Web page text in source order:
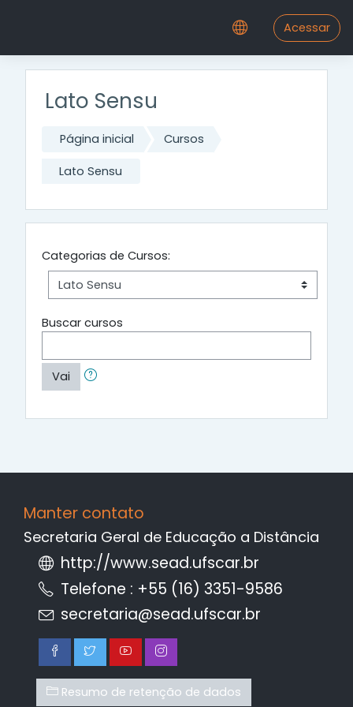
Acessar
Lato Sensu
Página inicial Cursos
Lato Sensu
Categorias de Cursos:
Buscar cursos
Vai
Manter contato
Secretaria Geral de Educação a Distância
http://www.sead.ufscar.br
Telefone : +55 (16) 3351-9586
secretaria@sead.ufscar.br
Resumo de retenção de dados